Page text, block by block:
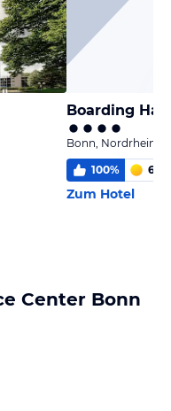
Boarding
Bonn, Nordrhein-
100% 6,0
Zum Hotel
Center Bonn